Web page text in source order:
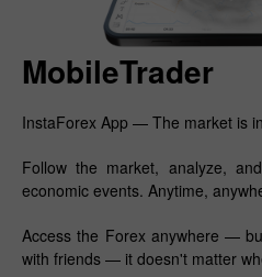
MobileTrader
InstaForex App — The market is
Follow the market, analyze,
economic events. Anytime,
Access the Forex anywhere —
with friends — it doesn't matter